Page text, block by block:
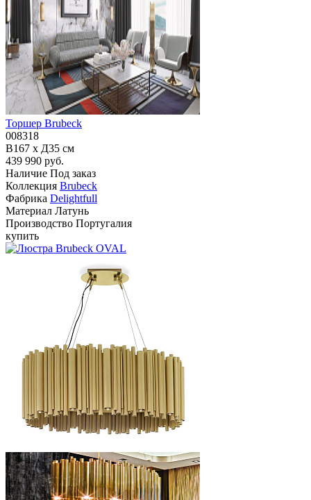
Торшер Brubeck
008318
В167 x Д35 см
439 990 руб.
Наличие Под заказ
Коллекция Brubeck
Фабрика Delightfull
Материал Латунь
Производство Португалия
купить